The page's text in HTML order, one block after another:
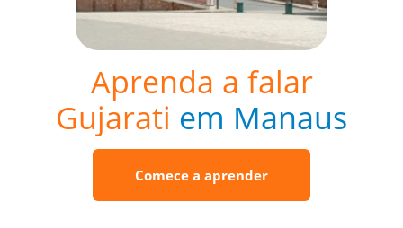
Aprenda a falar
Gujarati em Manaus
Comece a aprender